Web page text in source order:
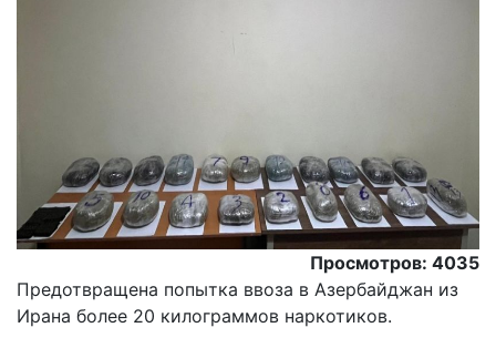
Просмотров: 4035
Предотвращена попытка ввоза в Азербайджан из
Ирана более 20 килограммов наркотиков.